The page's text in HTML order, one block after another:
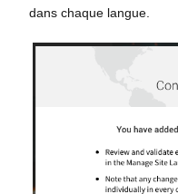
dans chaque langue.